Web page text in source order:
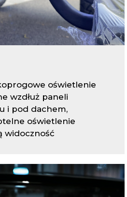
oświetlenie
wzdłuż paneli
i pod dachem,
oświetlenie
widoczność